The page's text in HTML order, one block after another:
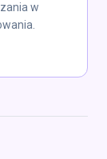
w